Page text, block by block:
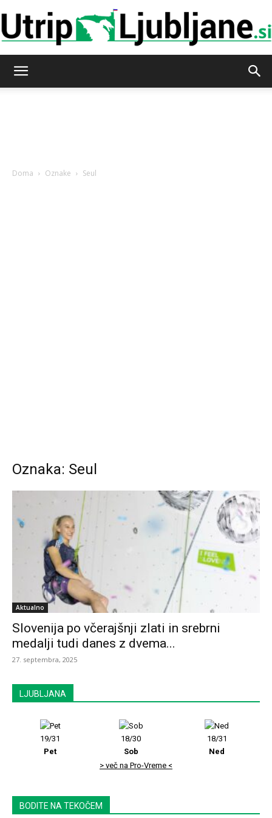
Doma Oznake Seul
Oznaka: Seul
Aktualno
Slovenija po včerajšnji zlati in srebrni
medalji tudi danes z dvema...
27. septembra, 2025
LJUBLJANA
19/31
Pet
18/30
Sob
18/31
Ned
> več na Pro-Vreme <
BODITE NA TEKOČEM